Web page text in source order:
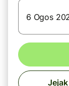
6 Ogos